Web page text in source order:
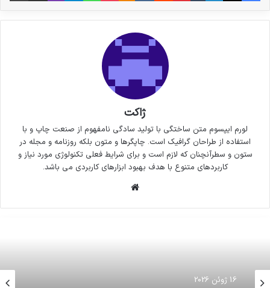
ژاکت
لورم ایپسوم متن ساختگی با تولید سادگی نامفهوم از صنعت چاپ و با
استفاده از طراحان گرافیک است. چاپگرها و متون بلکه روزنامه و مجله در
ستون و سطرآنچنان که لازم است و برای شرایط فعلی تکنولوژی مورد نیاز و
کاربردهای متنوع با هدف بهبود ابزارهای کاربردی می باشد.
16 ژوئن 2026